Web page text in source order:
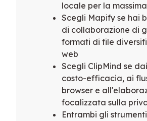
locale per la
Scegli Mapify se hai
di collaborazione di
formati di file
web
Scegli ClipMind se
costo-efficacia, ai
browser e
focalizzata sulla
Entrambi gli